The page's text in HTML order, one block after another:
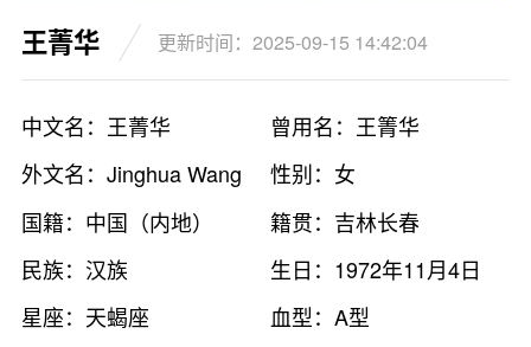
王菁华 更新时间：2025-09-15 14:42:04
中文名：王菁华
曾用名：王箐华
外文名：Jinghua Wang
性别：女
国籍：中国（内地）
籍贯：吉林长春
民族：汉族
生日：1972年11月4日
星座：天蝎座
血型：A型